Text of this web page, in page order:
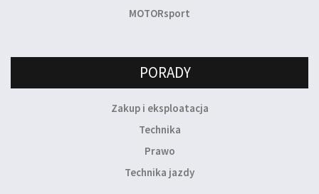
MOTORsport
PORADY
Zakup i eksploatacja
Technika
Prawo
Technika jazdy